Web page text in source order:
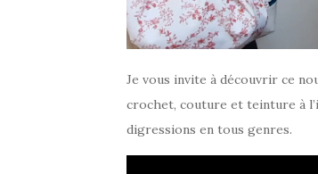
Je vous invite à découvrir ce
crochet, couture et teinture à
digressions en tous genres.